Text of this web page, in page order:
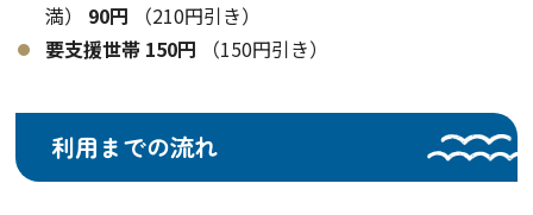
満） 90円 （210円引き）
要支援世帯 150円 （150円引き）
利用までの流れ